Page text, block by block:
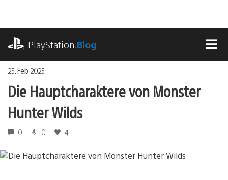
springen
PlayStation.Blog
25. Feb 2025
Die Hauptcharaktere von Monster
Hunter Wilds
0 0 4